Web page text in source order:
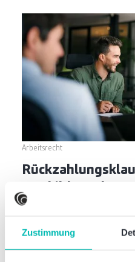
Zustimmung
Arbeitsrecht
Arbeitgeber jetzt